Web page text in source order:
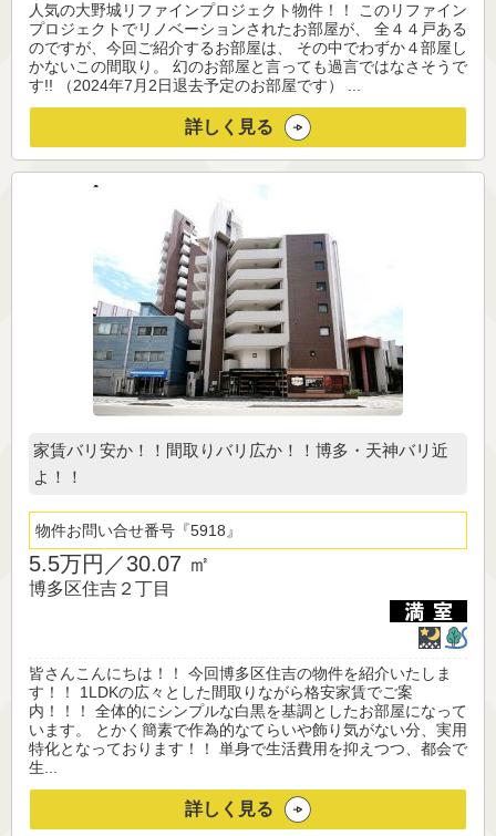
人気の大野城リファインプロジェクト物件！！ このリファイン
プロジェクトでリノベーションされたお部屋が、 全４４戸ある
のですが、今回ご紹介するお部屋は、 その中でわずか４部屋し
かないこの間取り。 幻のお部屋と言っても過言ではなさそうで
す!! （2024年7月2日退去予定のお部屋です） ...
詳しく見る
家賃バリ安か！！間取りバリ広か！！博多・天神バリ近
よ！！
物件お問い合せ番号 5918
5.5万円／30.07 ㎡
博多区住吉２丁目
皆さんこんにちは！！ 今回博多区住吉の物件を紹介いたしま
す！！ 1LDKの広々とした間取りながら格安家賃でご案
内！！！ 全体的にシンプルな白黒を基調としたお部屋になって
います。 とかく簡素で作為的なてらいや飾り気がない分、実用
特化となっております！！ 単身で生活費用を抑えつつ、都会で
生...
詳しく見る